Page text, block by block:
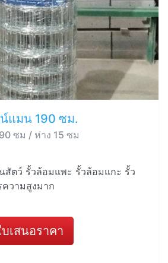
แมน 190 ซม.
ซม / ห่าง 15 ซม
สัตว์ รั้วล้อมแพะ รั้วล้อมแกะ รั้ว
วามสูงมาก
เสนอราคา